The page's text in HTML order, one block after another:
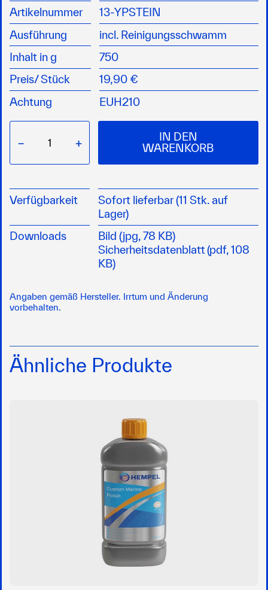
Artikelnummer
13-YPSTEIN
Ausführung
incl. Reinigungsschwamm
Inhalt in g
750
Preis/Stück
19,90 €
Achtung
EUH210
− +
IN DEN
WARENKORB
Verfügbarkeit
Sofort lieferbar (11 Stk. auf
Lager)
Downloads
Bild (jpg, 78 KB)
Sicherheitsdatenblatt (pdf, 108
KB)
Angaben gemäß Hersteller. Irrtum und Änderung
vorbehalten.
Ähnliche Produkte